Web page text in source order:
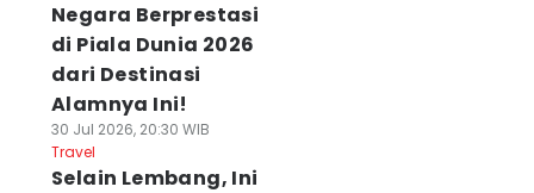
Negara Berprestasi
di Piala Dunia 2026
dari Destinasi
Alamnya Ini!
30 Jul 2026, 20:30 WIB
Travel
Selain Lembang, Ini